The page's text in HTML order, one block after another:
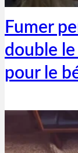
Fumer
double
pour le